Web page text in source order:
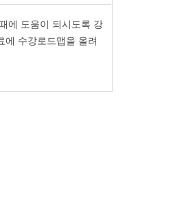
에 도움이 되시도록 강
에 수강로드맵을 올려